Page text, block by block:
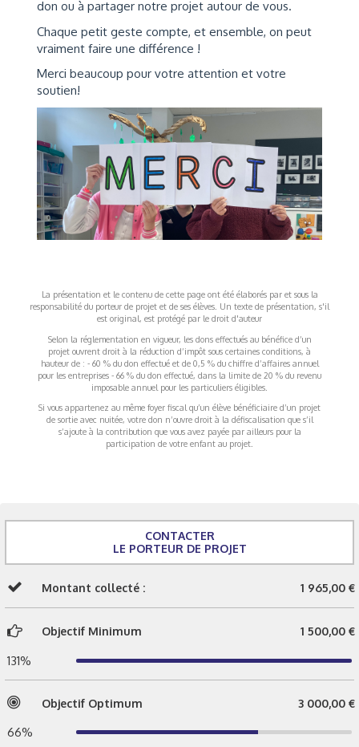
don ou à partager notre projet autour de vous.
Chaque petit geste compte, et ensemble, on peut
vraiment faire une différence !
Merci beaucoup pour votre attention et votre
soutien!
La présentation et le contenu de cette page ont été élaborés par et sous la
responsabilité du porteur de projet et de ses élèves. Un texte de présentation, s'il
est original, est protégé par le droit d'auteur
Selon la réglementation en vigueur, les dons effectués au bénéfice d’un
projet ouvrent droit à la réduction d’impôt sous certaines conditions, à
hauteur de : - 60 % du don effectué et de 0,5 % du chiffre d’affaires annuel
pour les entreprises - 66 % du don effectué, dans la limite de 20 % du revenu
imposable annuel pour les particuliers éligibles.
Si vous appartenez au même foyer fiscal qu’un élève bénéficiaire d’un projet
de sortie avec nuitée, votre don n’ouvre droit à la défiscalisation que s’il
s’ajoute à la contribution que vous avez payée par ailleurs pour la
participation de votre enfant au projet.
CONTACTER
LE PORTEUR DE PROJET
Montant collecté : 1 965,00 €
Objectif Minimum 1 500,00 €
131%
Objectif Optimum 3 000,00 €
66%